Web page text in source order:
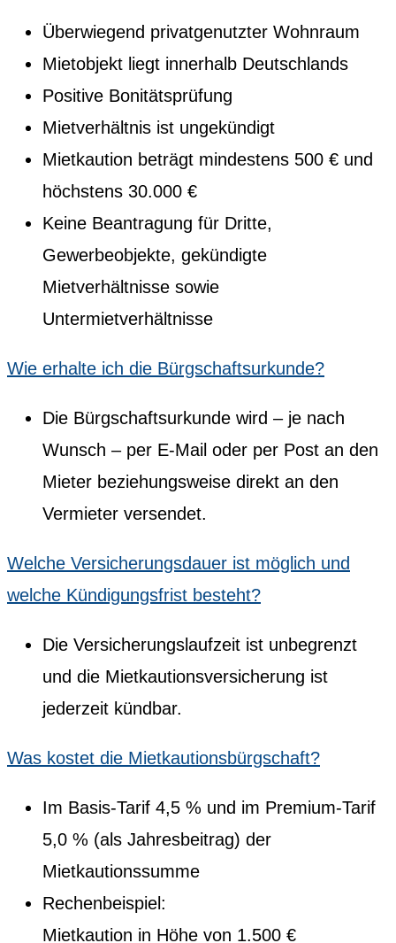
Überwiegend privatgenutzter Wohnraum
Mietobjekt liegt innerhalb Deutschlands
Positive Bonitätsprüfung
Mietverhältnis ist ungekündigt
Mietkaution beträgt mindestens 500 € und
höchstens 30.000 €
Keine Beantragung für Dritte,
Gewerbeobjekte, gekündigte
Mietverhältnisse sowie
Untermietverhältnisse
Wie erhalte ich die Bürgschaftsurkunde?
Die Bürgschaftsurkunde wird – je nach
Wunsch – per E-Mail oder per Post an den
Mieter beziehungsweise direkt an den
Vermieter versendet.
Welche Versicherungsdauer ist möglich und
welche Kündigungsfrist besteht?
Die Versicherungslaufzeit ist unbegrenzt
und die Mietkautionsversicherung ist
jederzeit kündbar.
Was kostet die Mietkautionsbürgschaft?
Im Basis-Tarif 4,5 % und im Premium-Tarif
5,0 % (als Jahresbeitrag) der
Mietkautionssumme
Rechenbeispiel:
Mietkaution in Höhe von 1.500 €